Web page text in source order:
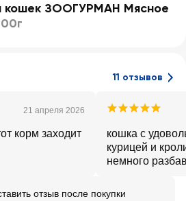
кошек ЗООГУРМАН Мясное
11 отзывов
21 апреля 2026
корм заходит
кошка с
курицей и
немного
отзыв после покупки